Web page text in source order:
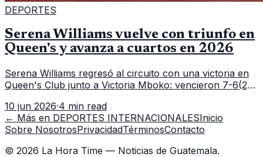
DEPORTES
Serena Williams vuelve con triunfo en
Queen's y avanza a cuartos en 2026
Serena Williams regresó al circuito con una victoria en
Queen's Club junto a Victoria Mboko: vencieron 7-6(2),
meterse en cuartos de final.
10 jun 2026·4 min read
← Más en DEPORTES INTERNACIONALESInicio
Sobre NosotrosPrivacidadTérminosContacto
© 2026 La Hora Time — Noticias de Guatemala.